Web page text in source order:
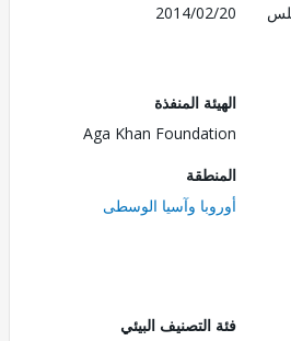
2014/02/20
الهيئة المنفذة
Aga Khan Foundation
أوروبا وآسيا الوسطى
فئة التصنيف البيئي